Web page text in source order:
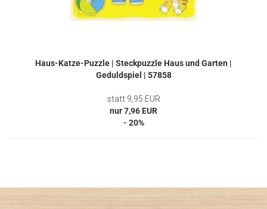
Haus-Katze-Puzzle | Steckpuzzle Haus und Garten |
Geduldspiel | 57858
statt 9,95 EUR
nur 7,96 EUR
- 20%